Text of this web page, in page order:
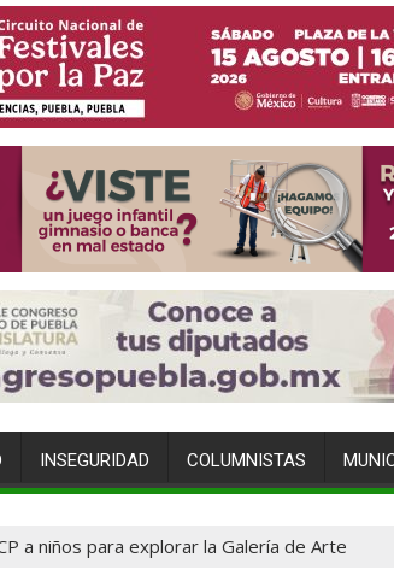
INSEGURIDAD COLUMNISTAS
a niños para explorar la Galería de Arte